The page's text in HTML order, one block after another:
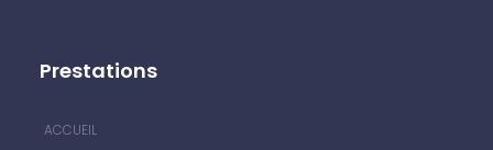
Prestations
ACCUEIL